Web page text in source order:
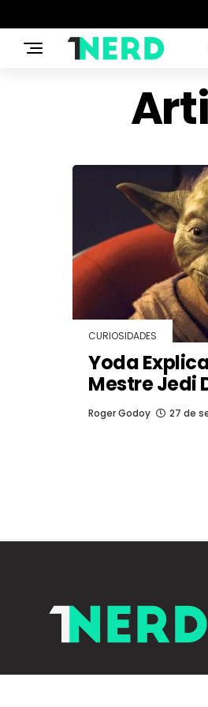
CURIOSIDADES
Yoda
Mestre Jedi
Roger Godoy 27 de